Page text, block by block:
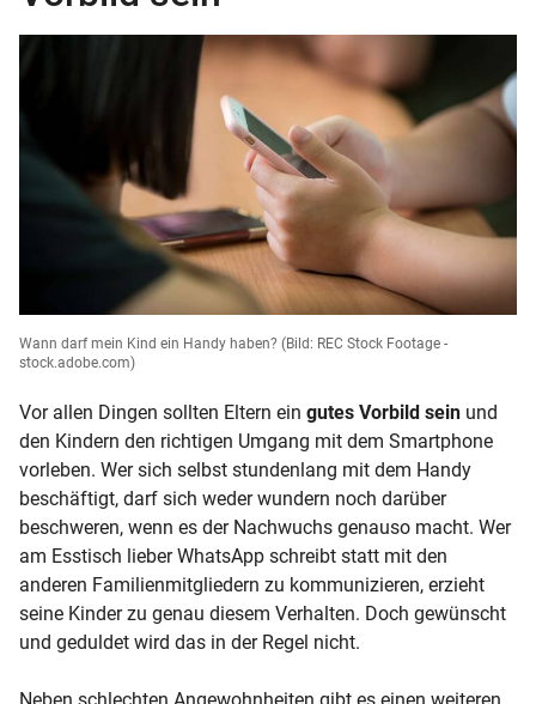
Wann darf mein Kind ein Handy haben? (Bild: REC Stock Footage -
stock.adobe.com)
Vor allen Dingen sollten Eltern ein gutes Vorbild sein und
den Kindern den richtigen Umgang mit dem Smartphone
vorleben. Wer sich selbst stundenlang mit dem Handy
beschäftigt, darf sich weder wundern noch darüber
beschweren, wenn es der Nachwuchs genauso macht. Wer
am Esstisch lieber WhatsApp schreibt statt mit den
anderen Familienmitgliedern zu kommunizieren, erzieht
seine Kinder zu genau diesem Verhalten. Doch gewünscht
und geduldet wird das in der Regel nicht.